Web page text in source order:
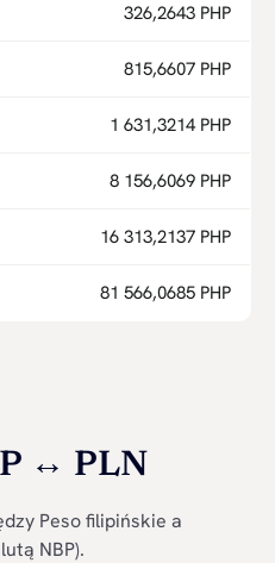
326,2643 PHP
815,6607 PHP
1 631,3214 PHP
8 156,6069 PHP
16 313,2137 PHP
81 566,0685 PHP
↔ PLN
Peso filipińskie a
NBP).